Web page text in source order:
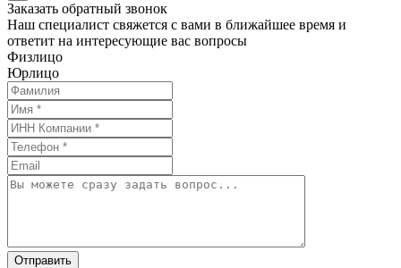
Заказать обратный звонок
Наш специалист свяжется с вами в ближайшее время и
ответит на интересующие вас вопросы
Физлицо
Юрлицо
Отправить